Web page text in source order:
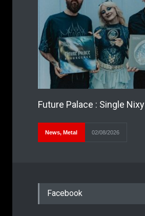
Future Palace : Single Nixy
News, Metal 02/08/2026
Facebook